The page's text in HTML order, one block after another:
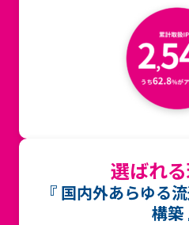
選ばれ
『 国内外あらゆる
構築